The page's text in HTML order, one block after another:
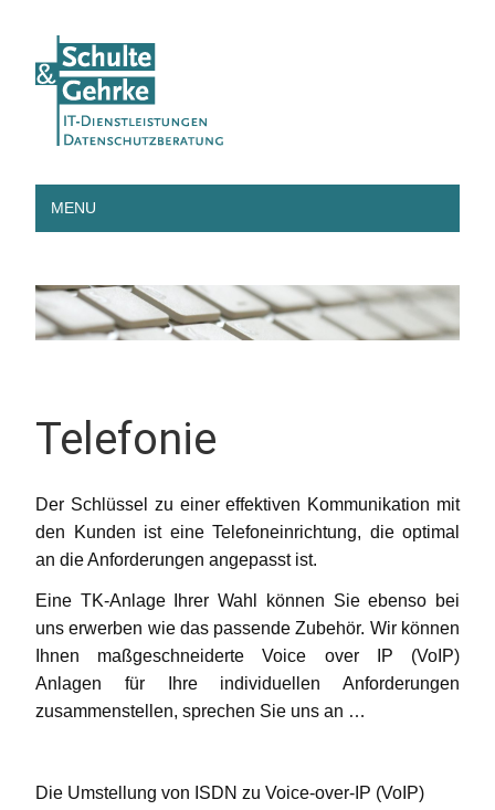
MENU
Telefonie
Der Schlüssel zu einer effektiven Kommunikation mit
den Kunden ist eine Telefoneinrichtung, die optimal
an die Anforderungen angepasst ist.
Eine TK-Anlage Ihrer Wahl können Sie ebenso bei
uns erwerben wie das passende Zubehör. Wir können
Ihnen maßgeschneiderte Voice over IP (VoIP)
Anlagen für Ihre individuellen Anforderungen
zusammenstellen, sprechen Sie uns an …
Die Umstellung von ISDN zu Voice-over-IP (VoIP)